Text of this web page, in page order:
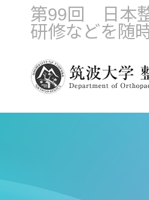
第99回 日本
研修などを随